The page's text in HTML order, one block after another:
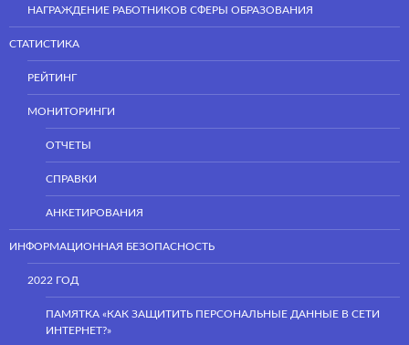
НАГРАЖДЕНИЕ РАБОТНИКОВ СФЕРЫ ОБРАЗОВАНИЯ
СТАТИСТИКА
РЕЙТИНГ
МОНИТОРИНГИ
ОТЧЕТЫ
СПРАВКИ
АНКЕТИРОВАНИЯ
ИНФОРМАЦИОННАЯ БЕЗОПАСНОСТЬ
2022 ГОД
ПАМЯТКА «КАК ЗАЩИТИТЬ ПЕРСОНАЛЬНЫЕ ДАННЫЕ В СЕТИ
ИНТЕРНЕТ?»